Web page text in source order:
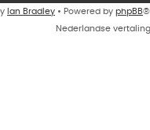
Ian Bradley • Powered by phpBB®
Nederlandse